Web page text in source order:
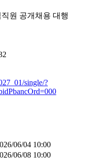
원 공개채용 대행
single/?
06/04 10:00
06/08 10:00